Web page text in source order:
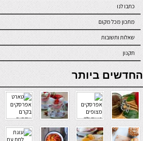
כתבו לנו
מתכון מכל מקום
שאלות ותשובות
תקנון
online casino
החדשים ביותר